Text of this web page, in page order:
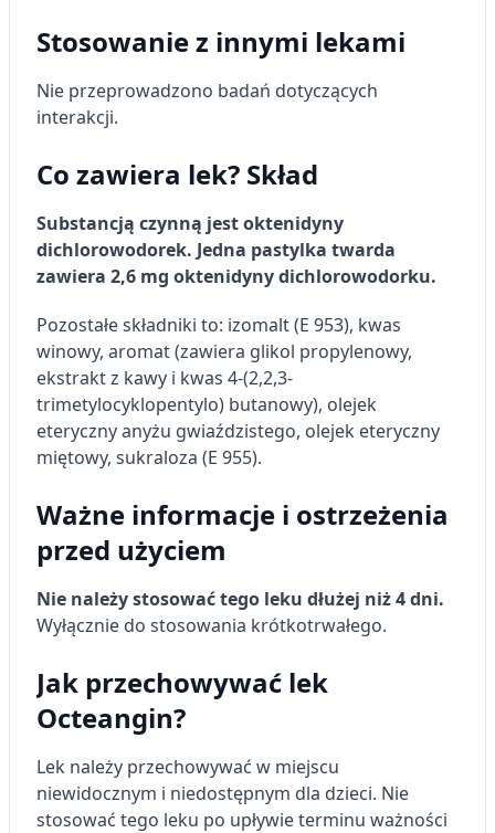
Stosowanie z innymi lekami
Nie przeprowadzono badań dotyczących
interakcji.
Co zawiera lek? Skład
Substancją czynną jest oktenidyny
dichlorowodorek. Jedna pastylka twarda
zawiera 2,6 mg oktenidyny dichlorowodorku.
Pozostałe składniki to: izomalt (E 953), kwas
winowy, aromat (zawiera glikol propylenowy,
ekstrakt z kawy i kwas 4-(2,2,3-
trimetylocyklopentylo) butanowy), olejek
eteryczny anyżu gwiaździstego, olejek eteryczny
miętowy, sukraloza (E 955).
Ważne informacje i ostrzeżenia
przed użyciem
Nie należy stosować tego leku dłużej niż 4 dni.
Wyłącznie do stosowania krótkotrwałego.
Jak przechowywać lek
Octeangin?
Lek należy przechowywać w miejscu
niewidocznym i niedostępnym dla dzieci. Nie
stosować tego leku po upływie terminu ważności
Reklama / śledzenie